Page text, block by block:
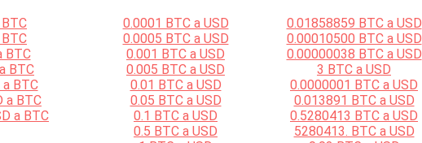
BTC
BTC
BTC
a BTC
a BTC
0.0001 BTC a USD
0.0005 BTC a USD
0.001 BTC a USD
0.005 BTC a USD
0.01 BTC a USD
0.05 BTC a USD
0.1 BTC a USD
0.5 BTC a USD
0.01858859 BTC a USD
0.00010500 BTC a USD
0.00000038 BTC a USD
3 BTC a USD
0.0000001 BTC a USD
0.013891 BTC a USD
0.5280413 BTC a USD
5280413. BTC a USD